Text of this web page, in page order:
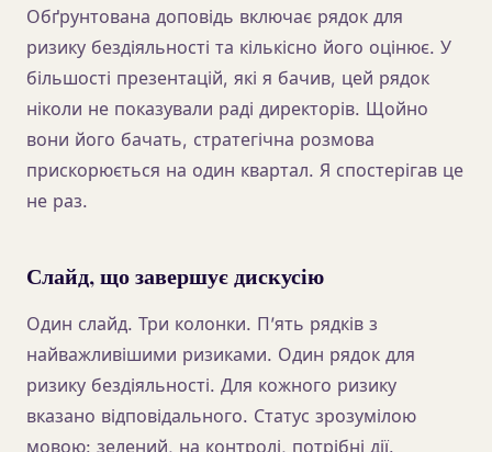
Обґрунтована доповідь включає рядок для
ризику бездіяльності та кількісно його оцінює. У
більшості презентацій, які я бачив, цей рядок
ніколи не показували раді директорів. Щойно
вони його бачать, стратегічна розмова
прискорюється на один квартал. Я спостерігав це
не раз.
Слайд, що завершує дискусію
Один слайд. Три колонки. П’ять рядків з
найважливішими ризиками. Один рядок для
ризику бездіяльності. Для кожного ризику
вказано відповідального. Статус зрозумілою
мовою: зелений, на контролі, потрібні дії.